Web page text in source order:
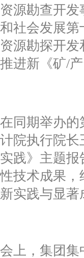
资源勘查开
和社会发展第
资源勘探开
推进新《矿/
在同期举办的
计院执行院长
实践》主题
性技术成果，
新实践与显
会上，集团集